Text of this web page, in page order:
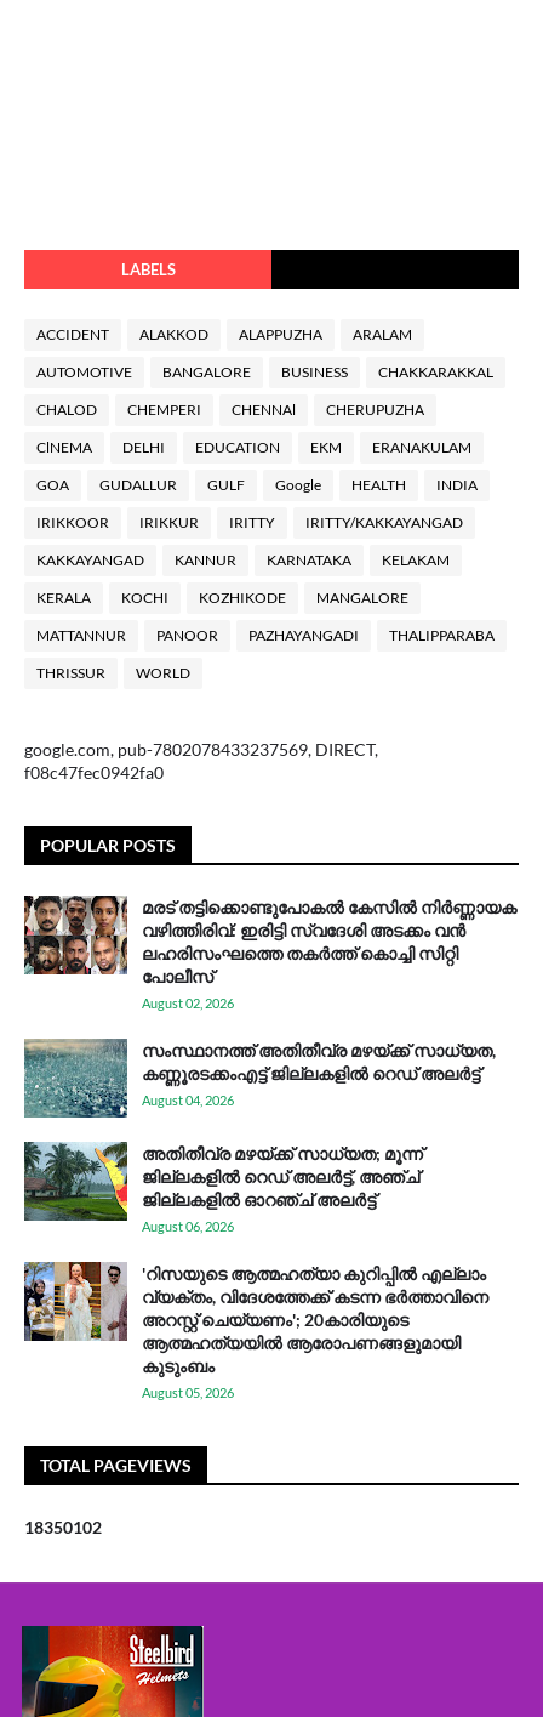
LABELS
ACCIDENT ALAKKOD ALAPPUZHA ARALAM
AUTOMOTIVE BANGALORE BUSINESS CHAKKARAKKAL
CHALOD CHEMPERI CHENNAl CHERUPUZHA
ClNEMA DELHI EDUCATION EKM ERANAKULAM
GOA GUDALLUR GULF Google HEALTH INDIA
IRIKKOOR IRIKKUR IRITTY IRITTY/KAKKAYANGAD
KAKKAYANGAD KANNUR KARNATAKA KELAKAM
KERALA KOCHI KOZHIKODE MANGALORE
MATTANNUR PANOOR PAZHAYANGADI THALIPPARABA
THRISSUR WORLD
google.com, pub-7802078433237569, DIRECT,
f08c47fec0942fa0
POPULAR POSTS
മരട് തട്ടിക്കൊണ്ടുപോകൽ കേസിൽ നിർണ്ണായക
വഴിത്തിരിവ്: ഇരിട്ടി സ്വദേശി അടക്കം വൻ
ലഹരിസംഘത്തെ തകർത്ത് കൊച്ചി സിറ്റി
പോലീസ്
August 02, 2026
സം​സ്ഥാ​ന​ത്ത് അ​തി​തീ​വ്ര മ​ഴ​യ്ക്ക് സാ​ധ്യ​ത,
കണ്ണൂരടക്കംഎ​ട്ട് ജി​ല്ല​ക​ളി​ൽ റെ​ഡ് അ​ലർ​ട്ട്
August 04, 2026
അതിതീവ്ര മഴയ്ക്ക് സാധ്യത; മൂന്ന്
ജില്ലകളിൽ റെഡ് അലർട്ട്, അഞ്ച്
ജില്ലകളിൽ ഓറഞ്ച് അലർട്ട്
August 06, 2026
'റിസയുടെ ആത്മഹത്യാ കുറിപ്പിൽ എല്ലാം
വ്യക്തം, വിദേശത്തേക്ക് കടന്ന ഭർത്താവിനെ
അറസ്റ്റ് ചെയ്യണം'; 20കാരിയുടെ
ആത്മഹത്യയിൽ ആരോപണങ്ങളുമായി
കുടുംബം
August 05, 2026
TOTAL PAGEVIEWS
18350102